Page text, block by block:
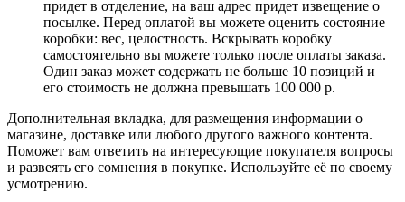
придет в отделение, на ваш адрес придет извещение о
посылке. Перед оплатой вы можете оценить состояние
коробки: вес, целостность. Вскрывать коробку
самостоятельно вы можете только после оплаты заказа.
Один заказ может содержать не больше 10 позиций и
его стоимость не должна превышать 100 000 р.
Дополнительная вкладка, для размещения информации о
магазине, доставке или любого другого важного контента.
Поможет вам ответить на интересующие покупателя вопросы
и развеять его сомнения в покупке. Используйте её по своему
усмотрению.